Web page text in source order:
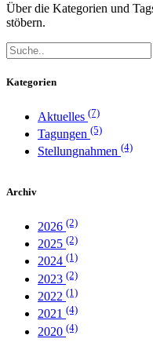
Über die Kategorien und
stöbern.
Kategorien
Aktuelles (7)
Tagungen (5)
Stellungnahmen (4)
Archiv
2026 (2)
2025 (2)
2024 (1)
2023 (2)
2022 (1)
2021 (4)
2020 (4)